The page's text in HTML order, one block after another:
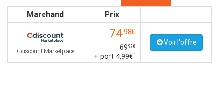
Marchand
Prix
Cdiscount Marketplace
74,98€
69,99€
+ port 4,99€*
Voir l'offre